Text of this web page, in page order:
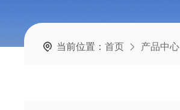
当前位置：首页 产品中心